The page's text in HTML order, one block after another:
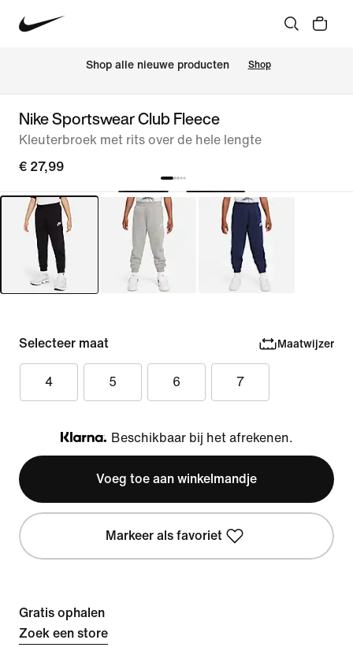
Shop alle nieuwe producten Shop
Nike Sportswear Club Fleece
Kleuterbroek met rits over de hele lengte
€ 27,99
Selecteer maat Maatwijzer
4 5 6 7
Klarna
Beschikbaar bij het afrekenen.
Voeg toe aan winkelmandje
Markeer als favoriet
Gratis ophalen
Zoek een store